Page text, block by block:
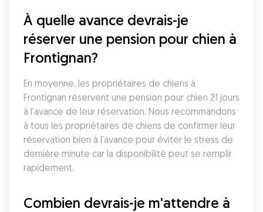
À quelle avance devrais-je
réserver une pension pour chien à
Frontignan?
En moyenne, les propriétaires de chiens à
Frontignan réservent une pension pour chien 21 jours
à l'avance de leur réservation. Nous recommandons
à tous les propriétaires de chiens de confirmer leur
réservation bien à l'avance pour éviter le stress de
dernière minute car la disponibilité peut se remplir
rapidement.
Combien devrais-je m'attendre à